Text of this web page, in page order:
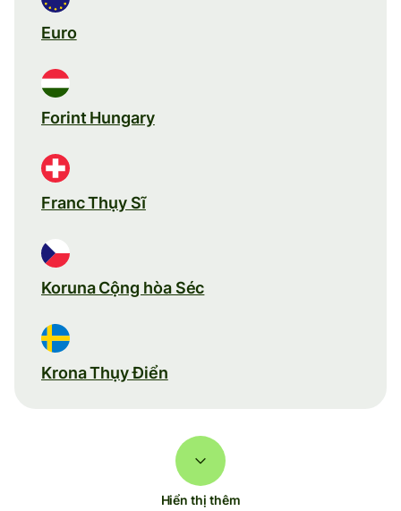
Euro
Forint Hungary
Franc Thụy Sĩ
Koruna Cộng hòa Séc
Krona Thụy Điển
Hiển thị thêm